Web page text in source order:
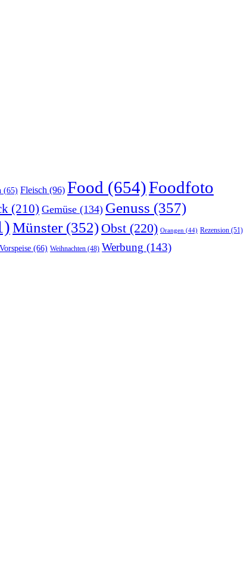
(65) Fleisch (96) Food (654)Foodfoto
(210) Gemüse (134) Genuss (357)
Münster(352) Obst (220) Orangen (44) Rezension (51)
Vorspeise (66) Weihnachten (48) Werbung (143)